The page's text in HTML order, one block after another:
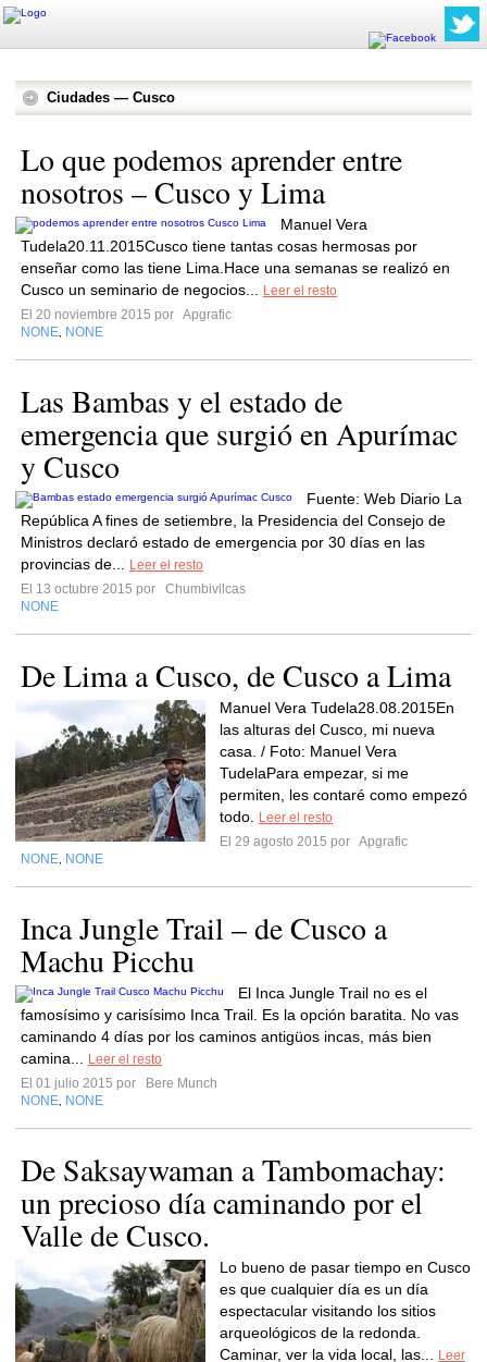
Ciudades — Cusco
Lo que podemos aprender entre
nosotros – Cusco y Lima
Manuel Vera
Tudela20.11.2015Cusco tiene tantas cosas hermosas por
enseñar como las tiene Lima.Hace una semanas se realizó en
Cusco un seminario de negocios...
Leer el resto
El 20 noviembre 2015 por Apgrafic
NONE NONE
Las Bambas y el estado de
emergencia que surgió en Apurímac
y Cusco
Fuente: Web Diario La
República A fines de setiembre, la Presidencia del Consejo de
Ministros declaró estado de emergencia por 30 días en las
provincias de...
Leer el resto
El 13 octubre 2015 por
Chumbivilcas
NONE
De Lima a Cusco, de Cusco a Lima
Manuel Vera Tudela28.08.2015En
las alturas del Cusco, mi nueva
casa. / Foto: Manuel Vera
TudelaPara empezar, si me
permiten, les contaré como empezó
todo.
Leer el resto
El 29 agosto 2015 por Apgrafic
NONE NONE
Inca Jungle Trail – de Cusco a
Machu Picchu
El Inca Jungle Trail no es el
famosísimo y carisísimo Inca Trail. Es la opción baratita. No vas
caminando 4 días por los caminos antigüos incas, más bien
camina...
Leer el resto
El 01 julio 2015 por
Bere Munch
NONE NONE
De Saksaywaman a Tambomachay:
un precioso día caminando por el
Valle de Cusco.
Lo bueno de pasar tiempo en Cusco
es que cualquier día es un día
espectacular visitando los sitios
arqueológicos de la redonda.
Caminar, ver la vida local, las...
Leer